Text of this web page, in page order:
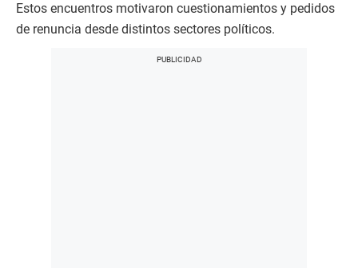
Estos encuentros motivaron cuestionamientos y pedidos
de renuncia desde distintos sectores políticos.